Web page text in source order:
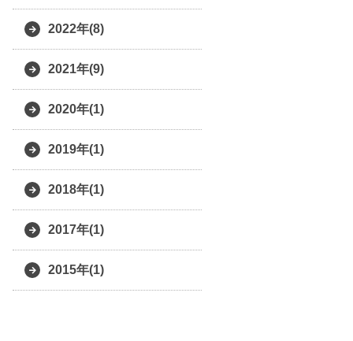
2022年(8)
2021年(9)
2020年(1)
2019年(1)
2018年(1)
2017年(1)
2015年(1)